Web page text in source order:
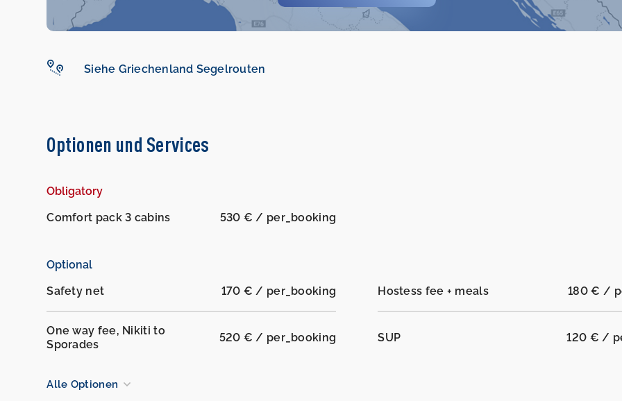
Siehe Griechenland Segelrouten
Optionen und Services
Obligatory
Comfort pack 3 cabins
530 € / per_booking
Optional
Safety net
170 € / per_booking Hostess fee + meals 180 € /
One way fee, Nikiti to
Sporades
520 € / per_booking SUP 120 € /
Alle Optionen